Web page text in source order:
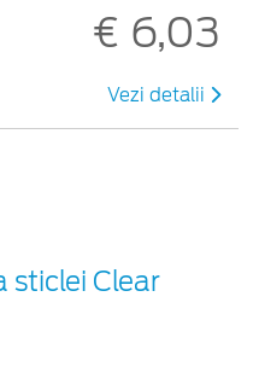
€ 6,03
Vezi detalii
sticlei Clear